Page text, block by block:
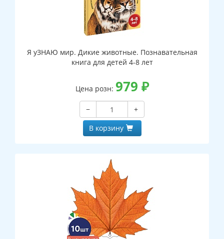
Я уЗНАЮ мир. Дикие животные. Познавательная
книга для детей 4-8 лет
Цена розн: 979 ₽
−
+
В корзину